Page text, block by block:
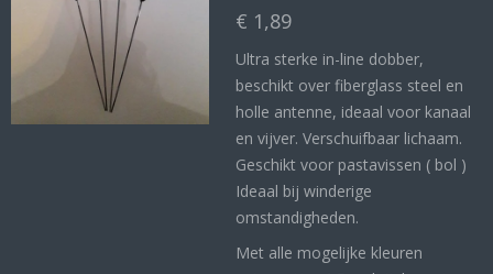
€ 1,89
Ultra sterke in-line dobber,
beschikt over fiberglass steel en
holle antenne, ideaal voor kanaal
en vijver. Verschuifbaar lichaam.
Geschikt voor pastavissen ( bol )
Ideaal bij winderige
omstandigheden.
Met alle mogelijke kleuren